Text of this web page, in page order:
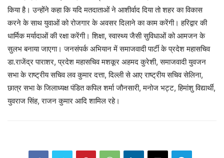
किया है। उन्होंने कहा कि यदि मतदाताओं ने आशीर्वाद दिया तो शहर का विकास
करने के साथ युवाओं को रोजगार के अवसर दिलाने का काम करेंगी। हरिद्वार की
धार्मिक मर्यादाओं की रक्षा करेंगी। शिक्षा, स्वास्थ्य जैसी सुविधाओं को आमजन के
सुलभ बनाया जाएगा। जनसंपर्क अभियान में समाजवादी पार्टी के प्रदेश महासचिव
डा.राजेंद्र पाराशर, प्रदेश महासचिव मशकूर अहमद कुरेशी, समाजवादी युवजन
सभा के राष्ट्रीय सचिव लव कुमार दत्ता, दिल्ली से आए राष्ट्रीय सचिव सेलिना,
छात्र सभा के जिलाध्यक्ष पंडित कपिल शर्मा जौनसारी, मनोज भट्ट, हिमांशु विद्यार्थी,
युवराज सिंह, राजन कुमार आदि शामिल रहे।